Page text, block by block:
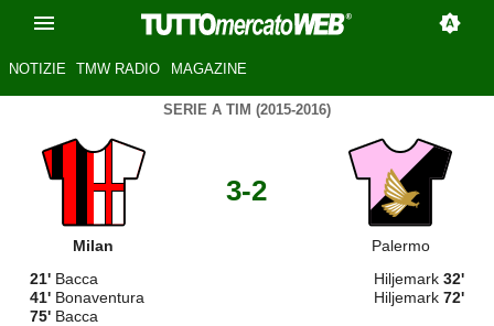
NOTIZIE TMW RADIO MAGAZINE
SERIE A TIM (2015-2016)
Milan
3-2
Palermo
21' Bacca
41' Bonaventura
75' Bacca
Hiljemark 32'
Hiljemark 72'